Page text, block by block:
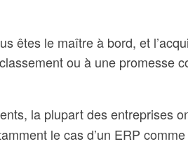
êtes le maître à bord, et
ou à une promesse
la plupart des entreprises
le cas d’un ERP